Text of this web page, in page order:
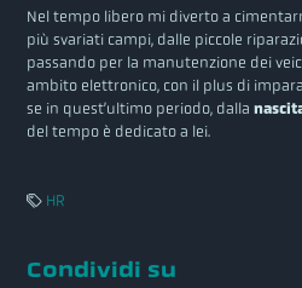
Nel tempo libero mi diverto a
più svariati campi, dalle piccole
passando per la manutenzione dei
ambito elettronico, con il plus di
se in quest’ultimo periodo, dalla
del tempo è dedicato a lei.
HR
Condividi su